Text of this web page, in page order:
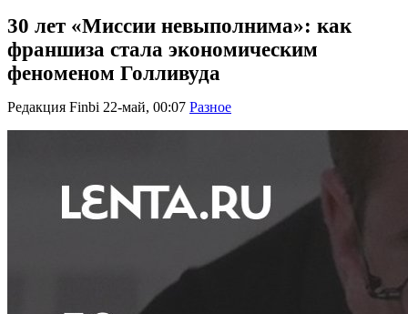
30 лет «Миссии невыполнима»: как
франшиза стала экономическим
феноменом Голливуда
Редакция Finbi 22-май, 00:07 Разное